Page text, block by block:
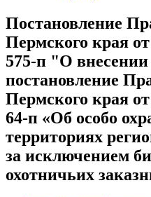
Постановление
Пермского края от
575-п "О
постановление
Пермского края
64-п «Об особо
территориях
за исключением
охотничьих